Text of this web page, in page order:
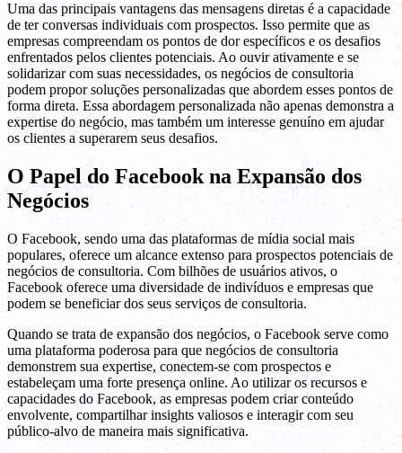
Uma das principais vantagens das mensagens diretas é a capacidade
de ter conversas individuais com prospectos. Isso permite que as
empresas compreendam os pontos de dor específicos e os desafios
enfrentados pelos clientes potenciais. Ao ouvir ativamente e se
solidarizar com suas necessidades, os negócios de consultoria
podem propor soluções personalizadas que abordem esses pontos de
forma direta. Essa abordagem personalizada não apenas demonstra a
expertise do negócio, mas também um interesse genuíno em ajudar
os clientes a superarem seus desafios.
O Papel do Facebook na Expansão dos
Negócios
O Facebook, sendo uma das plataformas de mídia social mais
populares, oferece um alcance extenso para prospectos potenciais de
negócios de consultoria. Com bilhões de usuários ativos, o
Facebook oferece uma diversidade de indivíduos e empresas que
podem se beneficiar dos seus serviços de consultoria.
Quando se trata de expansão dos negócios, o Facebook serve como
uma plataforma poderosa para que negócios de consultoria
demonstrem sua expertise, conectem-se com prospectos e
estabeleçam uma forte presença online. Ao utilizar os recursos e
capacidades do Facebook, as empresas podem criar conteúdo
envolvente, compartilhar insights valiosos e interagir com seu
público-alvo de maneira mais significativa.